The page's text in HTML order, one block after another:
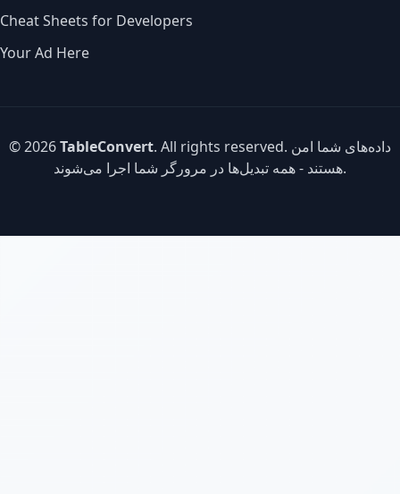
Cheat Sheets for Developers
Your Ad Here
© 2026TableConvert. All rights reserved. داده‌های شما امن
هستند - همه تبدیل‌ها در مرورگر شما اجرا می‌شوند.